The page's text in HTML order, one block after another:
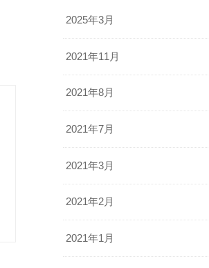
2025年3月
2021年11月
2021年8月
2021年7月
2021年3月
2021年2月
2021年1月